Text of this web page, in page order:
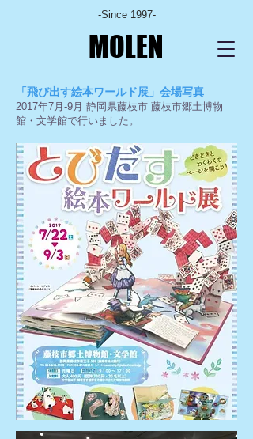
-Since 1997-
MOLEN
「飛び出す絵本ワールド展」会場写真
2017年7月-9月 静岡県藤枝市 藤枝市郷土博物
館・文学館で行いました。